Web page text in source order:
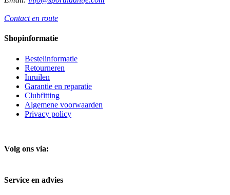
Contact en route
Shopinformatie
Bestelinformatie
Retourneren
Inruilen
Garantie en reparatie
Clubfitting
Algemene voorwaarden
Privacy policy
Volg ons via:
Service en advies